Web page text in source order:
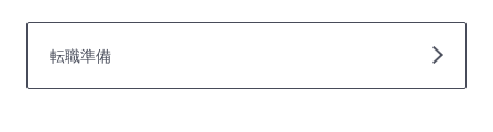
転職準備